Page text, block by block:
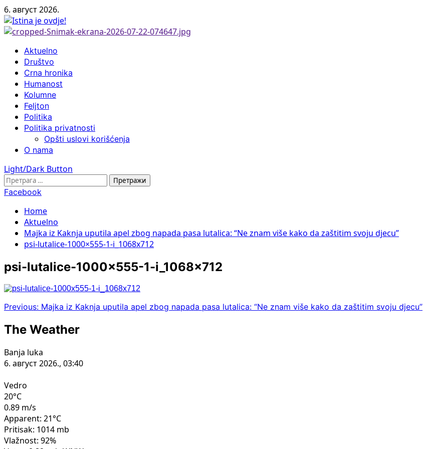
Skip
to
content
6. август 2026.
Primary
Menu
Aktuelno
Društvo
Crna hronika
Humanost
Kolumne
Feljton
Politika
Politika privatnosti
Opšti uslovi korišćenja
O nama
Light/Dark Button
Претрага
за:
Facebook
Home
Aktuelno
Majka iz Kaknja uputila apel zbog napada pasa lutalica: “Ne znam više kako da zaštitim svoju djecu”
psi-lutalice-1000×555-1-i_1068x712
psi-lutalice-1000×555-1-i_1068x712
Post
navigation
Previous: Majka iz Kaknja uputila apel zbog napada pasa lutalica: “Ne znam više kako da zaštitim svoju djecu”
The Weather
Banja luka
6. август 2026., 03:40
Vedro
20°C
0.89 m/s
Apparent: 21°C
Pritisak: 1014 mb
Vlažnost: 92%